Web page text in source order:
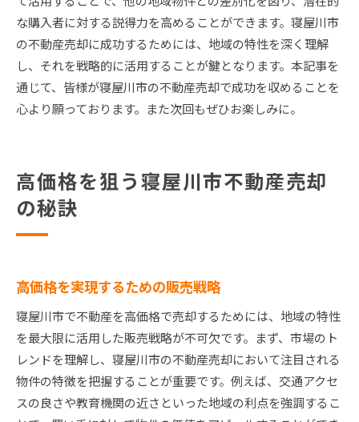
な購入者に対する説得力を高めることができます。寝屋川市
の不動産売却に成功するためには、地域の特性を深く理解
し、それを戦略的に活用することが鍵となります。本記事を
通じて、皆様が寝屋川市の不動産売却で成功を収めることを
心より願っております。また次回もぜひお楽しみに。
高価格を狙う寝屋川市不動産売却
の秘訣
高価格を実現するための販売戦略
寝屋川市で不動産を高価格で売却するためには、地域の特性
を最大限に活用した販売戦略が不可欠です。まず、市場のト
レンドを理解し、寝屋川市の不動産売却において注目される
物件の特徴を把握することが重要です。例えば、交通アクセ
スの良さや教育機関の近さといった地域の利点を強調するこ